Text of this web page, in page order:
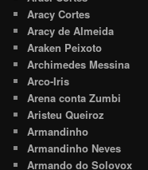
Aracy Cortes
Aracy de Almeida
Araken Peixoto
Archimedes Messina
Arco-Iris
Arena conta Zumbi
Aristeu Queiroz
Armandinho
Armandinho Neves
Armando do Solovox